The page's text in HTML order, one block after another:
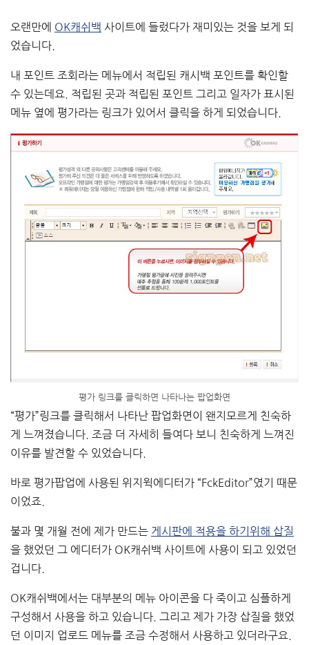
오랜만에 OK캐쉬백 사이트에 들렀다가 재미있는 것을 보게 되
었습니다.
내 포인트 조회라는 메뉴에서 적립된 캐시백 포인트를 확인할
수 있는데요. 적립된 곳과 적립된 포인트 그리고 일자가 표시된
메뉴 옆에 평가라는 링크가 있어서 클릭을 하게 되었습니다.
평가 링크를 클릭하면 나타나는 팝업화면
“평가”링크를 클릭해서 나타난 팝업화면이 왠지모르게 친숙하
게 느껴졌습니다. 조금 더 자세히 들여다 보니 친숙하게 느껴진
이유를 발견할 수 있었습니다.
바로 평가팝업에 사용된 위지윅에디터가 “FckEditor”였기 때문
이었죠.
불과 몇 개월 전에 제가 만드는 게시판에 적용을 하기위해 삽질
을 했었던 그 에디터가 OK캐쉬백 사이트에 사용이 되고 있었던
겁니다.
OK캐쉬백에서는 대부분의 메뉴 아이콘을 다 죽이고 심플하게
구성해서 사용을 하고 있습니다. 그리고 제가 가장 삽질을 했었
던 이미지 업로드 메뉴를 조금 수정해서 사용하고 있더라구요.